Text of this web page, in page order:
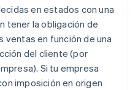
en estados con una
tener la obligación de
ventas en función de una
del cliente (por
Si tu empresa
imposición en origen